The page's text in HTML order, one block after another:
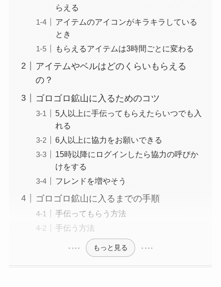
らえる
アイテムのアイコンがキラキラしている
とき
もらえるアイテムは3時間ごとに変わる
アイテムやベルはどのくらいもらえる
の？
ゴロゴロ鉱山に入るためのコツ
5人以上に手伝ってもらえたらいつでも入
れる
6人以上に協力をお願いできる
15時以降にログインしたら協力の呼びか
けをする
フレンドを増やそう
ゴロゴロ鉱山に入るまでの手順
手伝ってもらう方法
手伝う方法
もっと見る